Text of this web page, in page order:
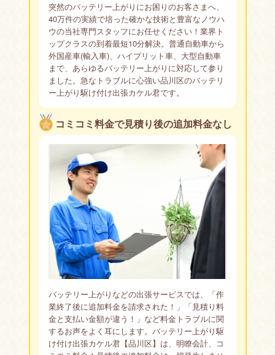
突然のバッテリー上がりにお困りのお客さまへ、
40万件の実績で培った確かな技術と豊富なノウハ
ウの当社専門スタッフにお任せください！業界ト
ップクラスの到着最短10分解決。普通自動車から
外国産車(輸入車)、ハイブリット車、大型自動車
まで、あらゆるバッテリー上がりに対応して参り
ました。急なトラブルに心強い品川区のバッテリ
ー上がり駆け付け出張カケル君です。
コミコミ料金で見積り後の追加料金なし
バッテリー上がりなどの出張サービスでは、「作
業終了後に追加料金を請求された！」「見積り料
金と支払い金額が違う！」など料金トラブルに関
するお声をよく耳にします。バッテリー上がり駆
け付け出張カケル君【品川区】は、明瞭会計、コ